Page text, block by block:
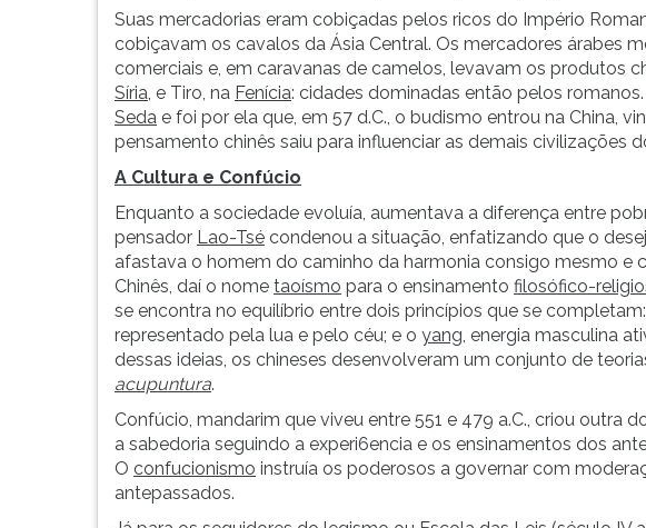
Suas mercadorias eram cobiçadas pelos ricos do Império
cobiçavam os cavalos da Ásia Central. Os mercadores árabes
comerciais e, em caravanas de camelos, levavam os produtos
Síria, e Tiro, na Fenícia: cidades dominadas então pelos
Seda e foi por ela que, em 57 d.C., o budismo entrou na China,
pensamento chinês saiu para influenciar as demais civilizações
A Cultura e Confúcio
Enquanto a sociedade evoluía, aumentava a diferença entre
pensador Lao-Tsé condenou a situação, enfatizando que o
afastava o homem do caminho da harmonia consigo mesmo e
Chinês, daí o nome taoísmo para o ensinamento filosófico-
se encontra no equilíbrio entre dois princípios que se
representado pela lua e pelo céu; e o yang, energia masculina
dessas ideias, os chineses desenvolveram um conjunto de
acupuntura.
Confúcio, mandarim que viveu entre 551 e 479 a.C., criou outra
a sabedoria seguindo a experi6encia e os ensinamentos dos
O confucionismo instruía os poderosos a governar com
antepassados.